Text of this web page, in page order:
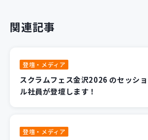
関連記事
登壇・メディア
スクラムフェス金沢2026 のセッシ
ル社員が登壇します！
登壇・メディア